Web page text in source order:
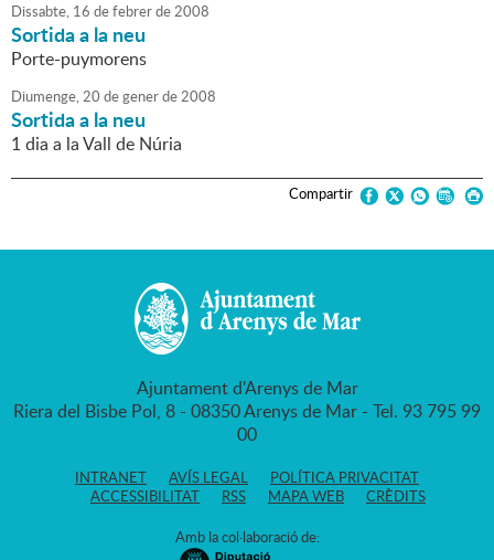
Dissabte, 16 defebrerde2008
Sortida a la neu
Porte-puymorens
Diumenge,20 degenerde2008
Sortida a la neu
1 dia a la Vall de Núria
Compartir
Ajuntament d'Arenys de Mar
Riera del Bisbe Pol, 8 - 08350 Arenys de Mar - Tel. 93 795 99
00
INTRANET AVÍS LEGAL
POLÍTICA PRIVACITAT
ACCESSIBILITAT
RSS MAPA WEB CRÈDITS
Amb la col·laboració de: